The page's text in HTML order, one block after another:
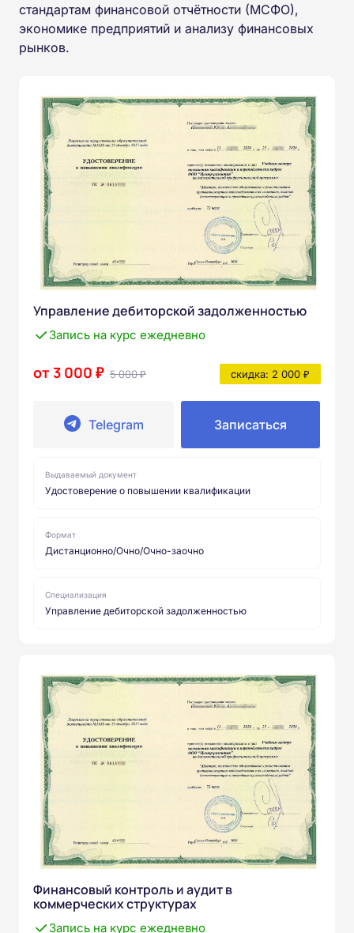
стандартам финансовой отчётности (МСФО),
экономике предприятий и анализу финансовых
рынков.
Управление дебиторской задолженностью
Запись на курс ежедневно
от 3 000 ₽ 5 000 ₽ скидка: 2 000 ₽
Telegram Записаться
Выдаваемый документ
Удостоверение о повышении квалификации
Формат
Дистанционно/Очно/Очно-заочно
Специализация
Управление дебиторской задолженностью
Финансовый контроль и аудит в
коммерческих структурах
Запись на курс ежедневно